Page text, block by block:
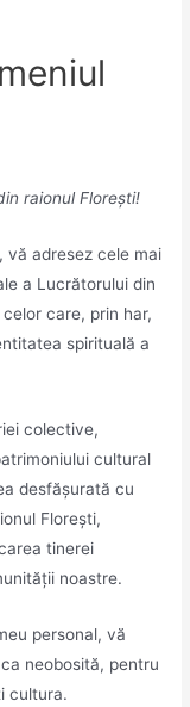
raionul Florești!
vă adresez cele mai
a Lucrătorului din
care, prin har,
spirituală a
colective,
cultural
desfășurată cu
Florești,
tinerei
noastre.
personal, vă
neobosită, pentru
cultura.